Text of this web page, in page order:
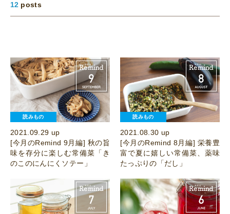
12 posts
読みもの
2021.09.29 up
[今月のRemind 9月編] 秋の旨
味を存分に楽しむ常備菜「き
のこのにんにくソテー」
読みもの
2021.08.30 up
[今月のRemind 8月編] 栄養豊
富で夏に嬉しい常備菜、薬味
たっぷりの「だし」